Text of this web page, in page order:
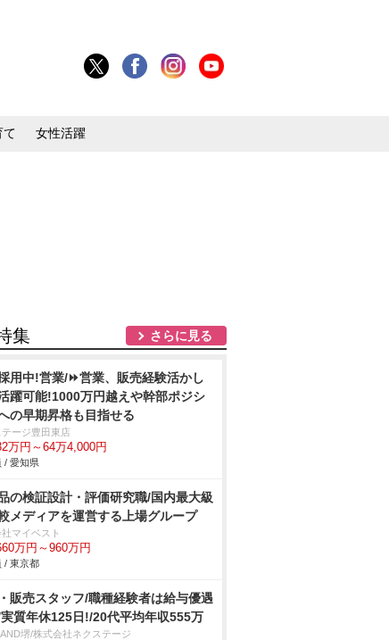
て 女性活躍
集 さらに見る
用中!営業/⏩️営業、販売経験活かし
躍可能!1000万円越えや幹部ポジシ
の早期昇格も目指せる
テージ豊田東店
万円～64万4,000円
/ 愛知県
の検証設計・評価研究職/国内最大級
メディアを運営する上場グループ
マイベスト
万円～960万円
/ 東京都
販売スタッフ/職種経験者は給与優遇
質年休125日!/20代平均年収555万
堺/株式会社ネクステージ